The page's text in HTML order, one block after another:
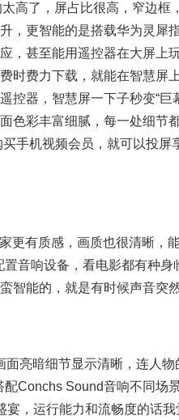
了，屏占比很高，窄边框
，更智能的是搭载华为灵犀
，甚至能用遥控器在大屏上
时费力下载，就能在智慧屏
控器，智慧屏一下子秒变“
色彩丰富细腻，每一处细节
手机视频会员，就可以投
有质感，画质也很清晰，
音响设备，看电影都有种
智能的，就是有时候声音突
暗细节显示清晰，连人物
Conchs Sound音响不同场
宴，运行能力和流畅度的话